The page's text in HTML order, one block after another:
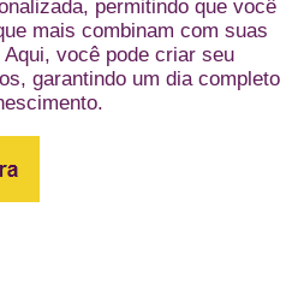
permitindo que você
mais combinam com suas
você pode criar seu
garantindo um dia completo